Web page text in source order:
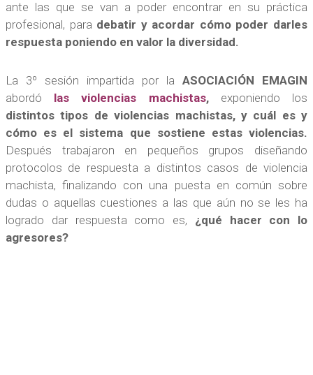
ante las que se van a poder encontrar en su práctica
profesional, para debatir y acordar cómo poder darles
respuesta poniendo en valor la diversidad.
La 3º sesión impartida por la ASOCIACIÓN EMAGIN
abordó las violencias machistas, exponiendo los
distintos tipos de violencias machistas, y cuál es y
cómo es el sistema que sostiene estas violencias.
Después trabajaron en pequeños grupos diseñando
protocolos de respuesta a distintos casos de violencia
machista, finalizando con una puesta en común sobre
dudas o aquellas cuestiones a las que aún no se les ha
logrado dar respuesta como es, ¿qué hacer con lo
agresores?